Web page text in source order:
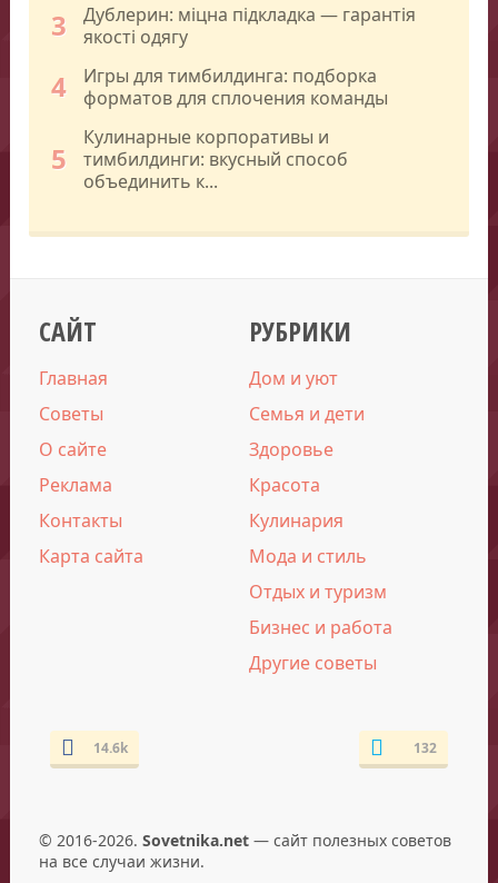
3
Дублерин: міцна підкладка — гарантія
якості одягу
4
Игры для тимбилдинга: подборка
форматов для сплочения команды
5
Кулинарные корпоративы и
тимбилдинги: вкусный способ
объединить к...
САЙТ
Главная
Советы
О сайте
Реклама
Контакты
Карта сайта
РУБРИКИ
Дом и уют
Семья и дети
Здоровье
Красота
Кулинария
Мода и стиль
Отдых и туризм
Бизнес и работа
Другие советы
14.6k 132
© 2016-2026. Sovetnika.net— сайт полезных советов
на все случаи жизни.